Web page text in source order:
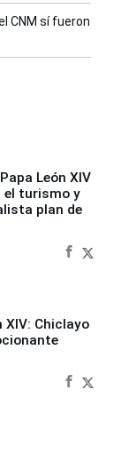
CNM sí fueron
León XIV
el turismo y
plan de
XIV: Chiclayo